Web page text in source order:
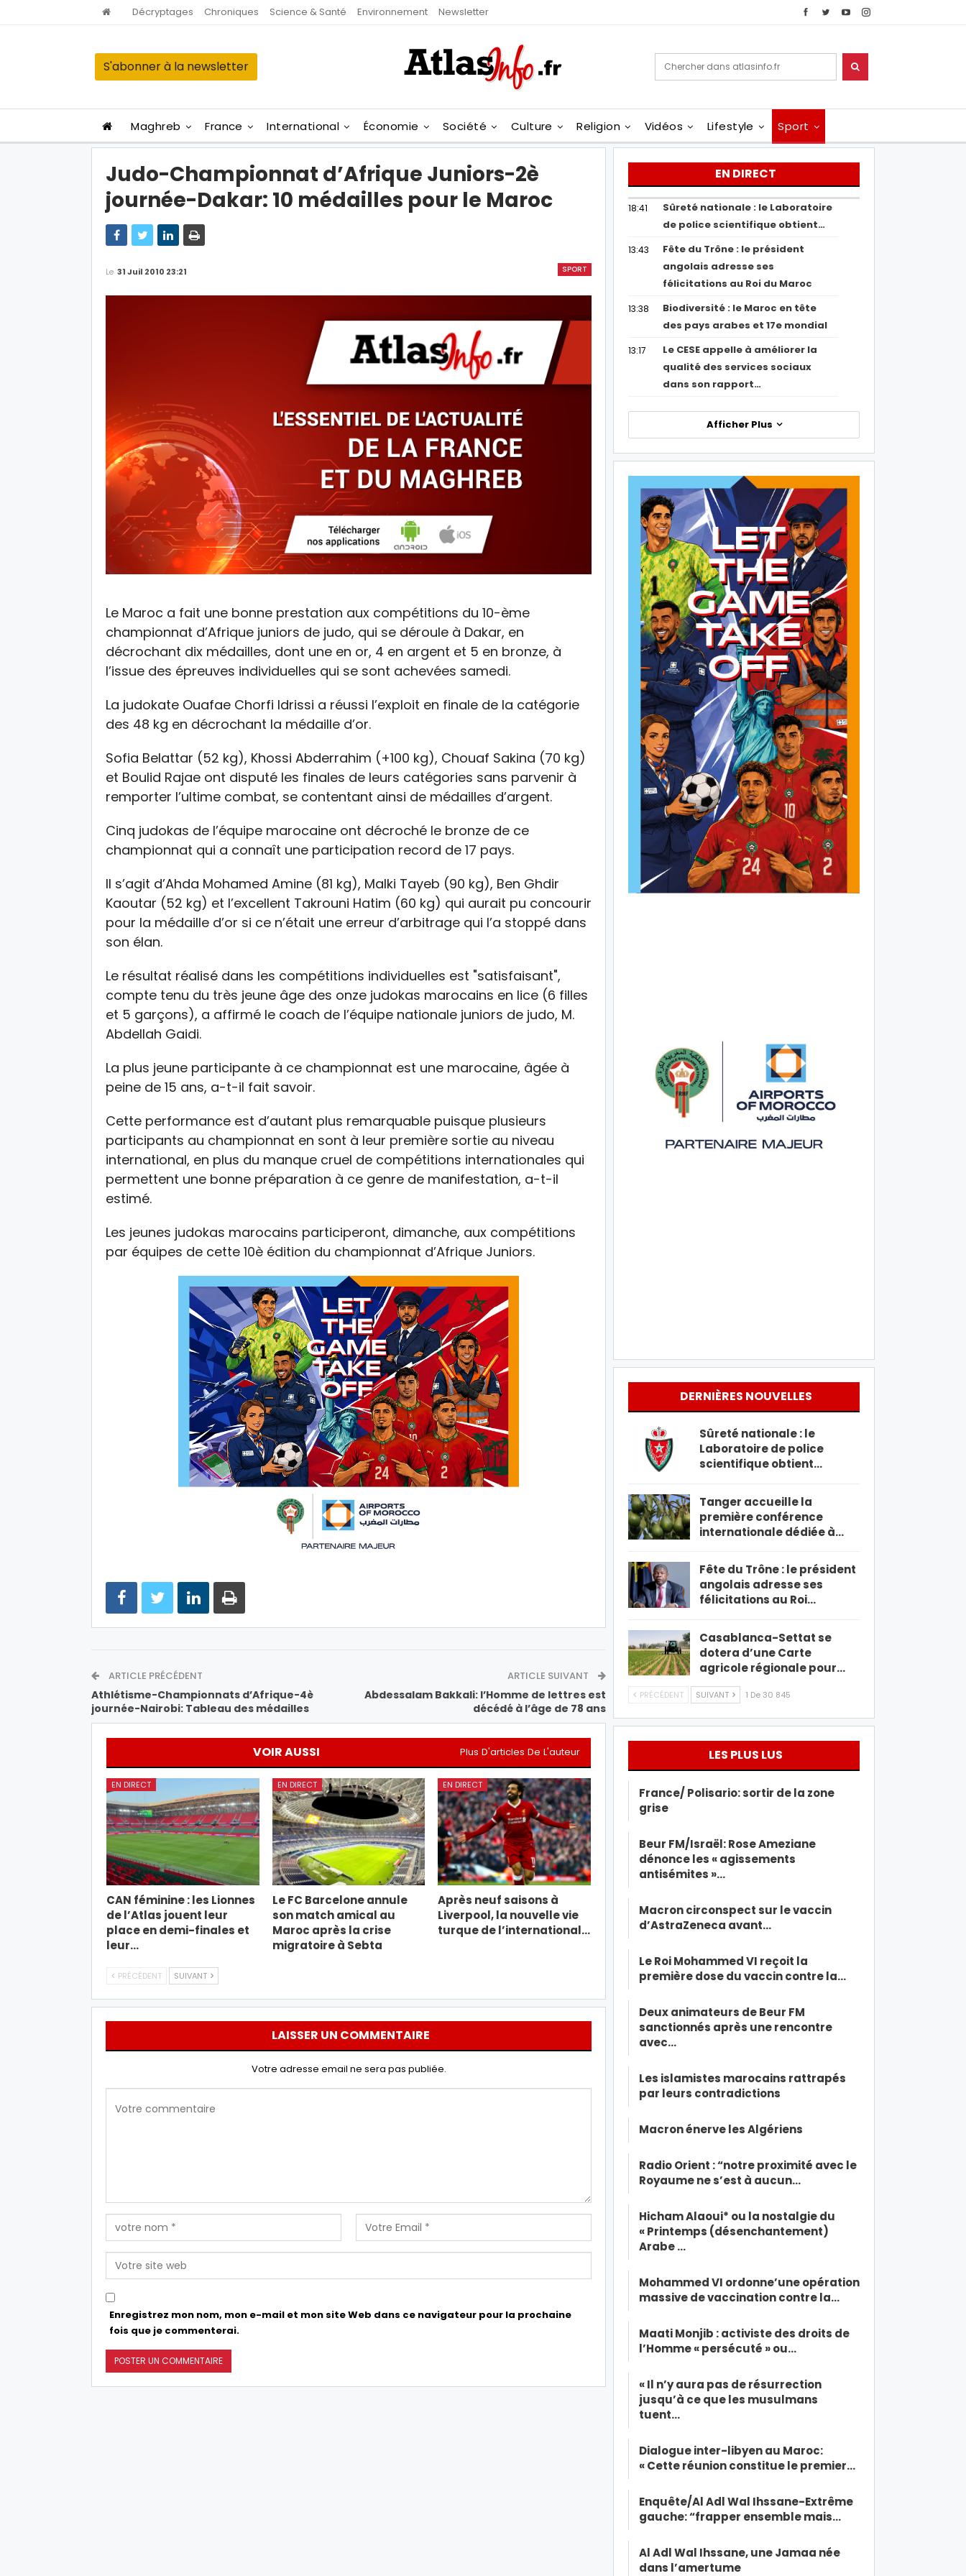
Décryptages Chroniques Science & Santé Environnement Newsletter
S'abonner à la newsletter
Maghreb France International Économie Société Culture Religion Vidéos Lifestyle Sport
Judo-Championnat d’Afrique Juniors-2è
journée-Dakar: 10 médailles pour le Maroc
SPORT
Le 31 Juil 2010 23:21
Le Maroc a fait une bonne prestation aux compétitions du 10-ème
championnat d’Afrique juniors de judo, qui se déroule à Dakar, en
décrochant dix médailles, dont une en or, 4 en argent et 5 en bronze, à
l’issue des épreuves individuelles qui se sont achevées samedi.
La judokate Ouafae Chorfi Idrissi a réussi l’exploit en finale de la catégorie
des 48 kg en décrochant la médaille d’or.
Sofia Belattar (52 kg), Khossi Abderrahim (+100 kg), Chouaf Sakina (70 kg)
et Boulid Rajae ont disputé les finales de leurs catégories sans parvenir à
remporter l’ultime combat, se contentant ainsi de médailles d’argent.
Cinq judokas de l’équipe marocaine ont décroché le bronze de ce
championnat qui a connaît une participation record de 17 pays.
Il s’agit d’Ahda Mohamed Amine (81 kg), Malki Tayeb (90 kg), Ben Ghdir
Kaoutar (52 kg) et l’excellent Takrouni Hatim (60 kg) qui aurait pu concourir
pour la médaille d’or si ce n’était une erreur d’arbitrage qui l’a stoppé dans
son élan.
Le résultat réalisé dans les compétitions individuelles est "satisfaisant",
compte tenu du très jeune âge des onze judokas marocains en lice (6 filles
et 5 garçons), a affirmé le coach de l’équipe nationale juniors de judo, M.
Abdellah Gaidi.
La plus jeune participante à ce championnat est une marocaine, âgée à
peine de 15 ans, a-t-il fait savoir.
Cette performance est d’autant plus remarquable puisque plusieurs
participants au championnat en sont à leur première sortie au niveau
international, en plus du manque cruel de compétitions internationales qui
permettent une bonne préparation à ce genre de manifestation, a-t-il
estimé.
Les jeunes judokas marocains participeront, dimanche, aux compétitions
par équipes de cette 10è édition du championnat d’Afrique Juniors.
ARTICLE PRÉCÉDENT
Athlétisme-Championnats d’Afrique-4è
journée-Nairobi: Tableau des médailles
ARTICLE SUIVANT
Abdessalam Bakkali: l’Homme de lettres est
décédé à l’âge de 78 ans
VOIR AUSSI Plus D'articles De L'auteur
EN DIRECT
CAN féminine : les Lionnes
de l’Atlas jouent leur
place en demi-finales et
leur…
EN DIRECT
Le FC Barcelone annule
son match amical au
Maroc après la crise
migratoire à Sebta
EN DIRECT
Après neuf saisons à
Liverpool, la nouvelle vie
turque de l’international…
PRÉCÉDENT SUIVANT
LAISSER UN COMMENTAIRE
Votre adresse email ne sera pas publiée.
Enregistrez mon nom, mon e-mail et mon site Web dans ce navigateur pour la prochaine
fois que je commenterai.
EN DIRECT
18:41
Sûreté nationale : le Laboratoire
de police scientifique obtient…
13:43
Fête du Trône : le président
angolais adresse ses
félicitations au Roi du Maroc
13:38
Biodiversité : le Maroc en tête
des pays arabes et 17e mondial
13:17
Le CESE appelle à améliorer la
qualité des services sociaux
dans son rapport…
Afficher Plus
DERNIÈRES NOUVELLES
Sûreté nationale : le
Laboratoire de police
scientifique obtient…
Tanger accueille la
première conférence
internationale dédiée à…
Fête du Trône : le président
angolais adresse ses
félicitations au Roi…
Casablanca-Settat se
dotera d’une Carte
agricole régionale pour…
PRÉCÉDENT SUIVANT 1 De 30 845
LES PLUS LUS
France/ Polisario: sortir de la zone
grise
Beur FM/Israël: Rose Ameziane
dénonce les « agissements
antisémites »…
Macron circonspect sur le vaccin
d’AstraZeneca avant…
Le Roi Mohammed VI reçoit la
première dose du vaccin contre la…
Deux animateurs de Beur FM
sanctionnés après une rencontre
avec…
Les islamistes marocains rattrapés
par leurs contradictions
Macron énerve les Algériens
Radio Orient : “notre proximité avec le
Royaume ne s’est à aucun…
Hicham Alaoui* ou la nostalgie du
« Printemps (désenchantement)
Arabe …
Mohammed VI ordonne’une opération
massive de vaccination contre la…
Maati Monjib : activiste des droits de
l’Homme « persécuté » ou…
« Il n’y aura pas de résurrection
jusqu’à ce que les musulmans
tuent…
Dialogue inter-libyen au Maroc:
« Cette réunion constitue le premier…
Enquête/Al Adl Wal Ihssane-Extrême
gauche: “frapper ensemble mais…
Al Adl Wal Ihssane, une Jamaa née
dans l’amertume